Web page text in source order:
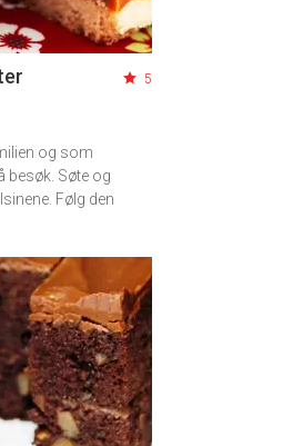
5
og som
besøk. Søte og
Følg den